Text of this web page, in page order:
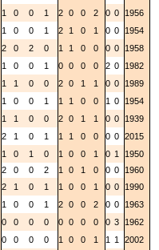
1 0 0 1 2 0 0 2 0 0
1956
1 0 0 1 2 1 0 1 0 0
1954
2 0 2 0 1 1 0 0 0 0
1958
1 0 0 1 0 0 0 0 2 0
1982
1 1 0 0 2 0 1 1 0 0
1989
1 0 0 1 1 1 0 0 1 0
1954
1 1 0 0 2 0 1 1 0 0
1939
2 1 0 1 1 1 0 0 0 0 2015
1 0 1 0 1 0 0 1 0 1
1950
2 0 0 2 1 0 1 0 0 0
1960
2 1 0 1 1 0 0 1 0 0
1990
1 0 0 1 2 0 0 2 0 0
1963
0 0 0 0 0 0 0 0 0 3
1962
0 0 0 0 1 0 0 1 1 1 2002